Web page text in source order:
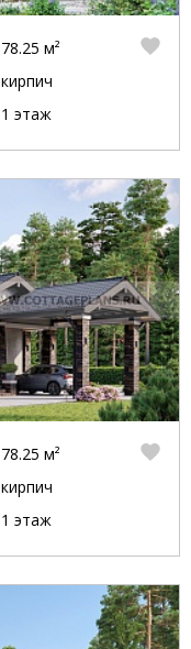
78.25 м²
кирпич
1 этаж
78.25 м²
кирпич
1 этаж